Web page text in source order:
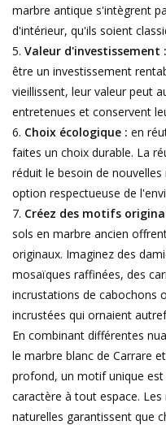
marbre antique s'intègrent
d'intérieur, qu'ils soient
Valeur d'investissement :
être un investissement
vieillissent, leur valeur peut
entretenues et conservent
Choix écologique : en
faites un choix durable. La
réduit le besoin de
option respectueuse de
Créez des motifs
sols en marbre ancien
originaux. Imaginez des
mosaïques raffinées, des
incrustations de cabochons
incrustées qui ornaient
En combinant différentes
le marbre blanc de Carrare
profond, un motif unique
caractère à tout espace.
naturelles garantissent que